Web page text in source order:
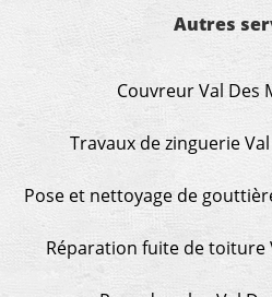
Autres
Couvreur Val Des
Travaux de zinguerie
Pose et nettoyage de
Réparation fuite de toiture